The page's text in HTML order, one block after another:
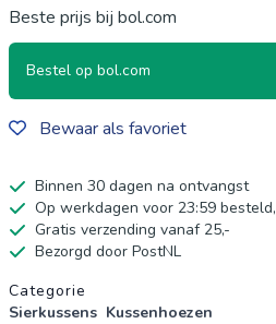
Beste prijs bij bol.com
Bestel op bol.com
Bewaar als favoriet
Binnen 30 dagen na ontvangst
Op werkdagen voor 23:59 besteld,
Gratis verzending vanaf 25,-
Bezorgd door PostNL
Productgegevens
Categorie
Sierkussens Kussenhoezen